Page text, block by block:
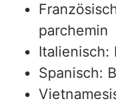
parchemin
Italienisch:
Spanisch: